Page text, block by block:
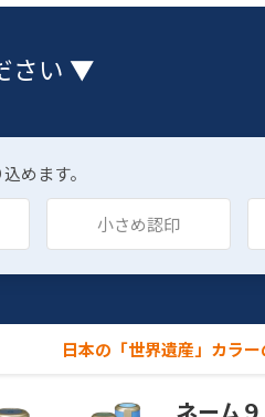
さい ▼
めます。
小さめ認印
日本の「世界遺産」カラ